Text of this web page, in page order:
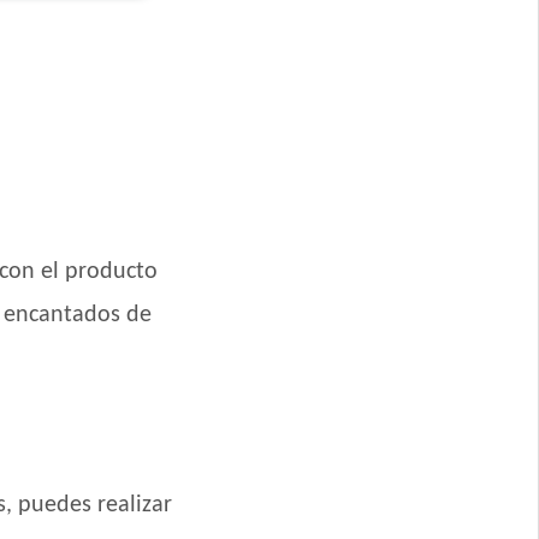
Carne, Pollo y
el producto
de
puedes realizar